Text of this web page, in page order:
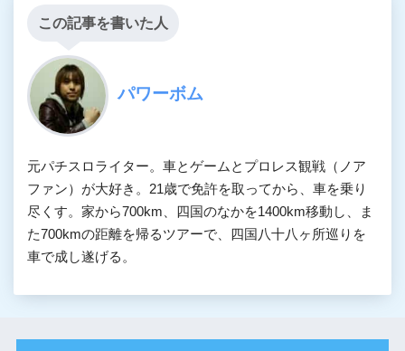
この記事を書いた人
パワーボム
元パチスロライター。車とゲームとプロレス観戦（ノア
ファン）が大好き。21歳で免許を取ってから、車を乗り
尽くす。家から700km、四国のなかを1400km移動し、ま
た700kmの距離を帰るツアーで、四国八十八ヶ所巡りを
車で成し遂げる。